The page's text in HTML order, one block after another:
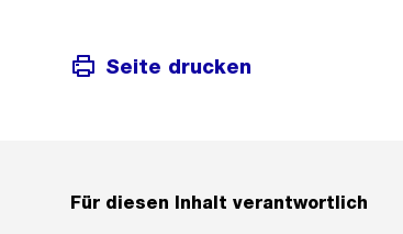
Seite drucken
Für diesen Inhalt verantwortlich